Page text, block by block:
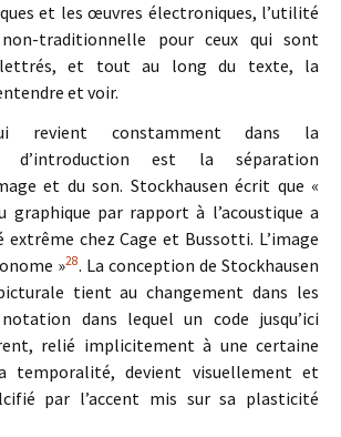
et les œuvres électroniques, l’utilité
traditionnelle pour ceux qui sont
et tout au long du texte, la
et voir.
revient constamment dans la
d’introduction est la séparation
et du son. Stockhausen écrit que «
graphique par rapport à l’acoustique a
chez Cage et Bussotti. L’image
»28. La conception de Stockhausen
tient au changement dans les
dans lequel un code jusqu’ici
relié implicitement à une certaine
temporalité, devient visuellement et
par l’accent mis sur sa plasticité